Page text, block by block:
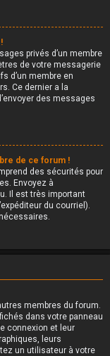
privés d’un membre
de votre messagerie
d’un membre en
Ce dernier a la
des messages
de ce forum !
des sécurités pour
Envoyez à
Il est très important
du courriel).
membres du forum.
dans votre panneau
connexion et leur
leurs
un utilisateur à votre